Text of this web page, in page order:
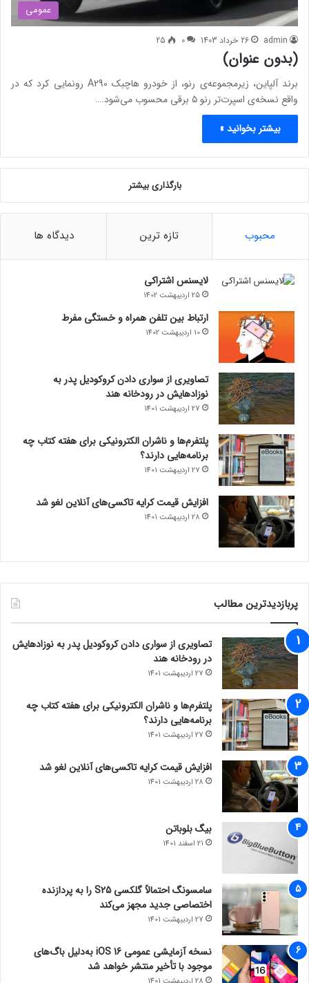
عمومی
admin 26 خرداد 1403 0
25
(بدون عنوان)
برند آلپاین، زیرمجموعه‌ی رنو، از خودرو هاچبک A290 رونمایی کرد که در
واقع نسخه‌ی اسپرت‌تر رنو ۵ برقی محسوب می‌شود.…
بیشتر بخوانید »
بارگذاری بیشتر
محبوب تازه ترین دیدگاه ها
لایسنس اشتراکی
25 اردیبهشت 1402
ارتباط بین تلفن همراه و خستگی مفرط
10 اردیبهشت 1402
تصاویری از سواری دادن کروکودیل پدر به
نوزادهایش در رودخانه هند
27 اردیبهشت 1401
پلتفرم‌ها و ناشران الکترونیکی برای هفته کتاب چه
برنامه‌هایی دارند؟
27 اردیبهشت 1401
افزایش قیمت کرایه تاکسی‌های آنلاین لغو شد
28 اردیبهشت 1401
پربازدیدترین مطالب
تصاویری از سواری دادن کروکودیل پدر به نوزادهایش
در رودخانه هند
27 اردیبهشت 1401
پلتفرم‌ها و ناشران الکترونیکی برای هفته کتاب چه
برنامه‌هایی دارند؟
27 اردیبهشت 1401
افزایش قیمت کرایه تاکسی‌های آنلاین لغو شد
28 اردیبهشت 1401
بیگ بلوباتن
21 اسفند 1401
سامسونگ احتمالاً گلکسی S25 را به پردازنده
اختصاصی جدید مجهز می‌کند
27 اردیبهشت 1401
نسخه آزمایشی عمومی iOS 16 به‌دلیل باگ‌های
موجود با تأخیر منتشر خواهد شد